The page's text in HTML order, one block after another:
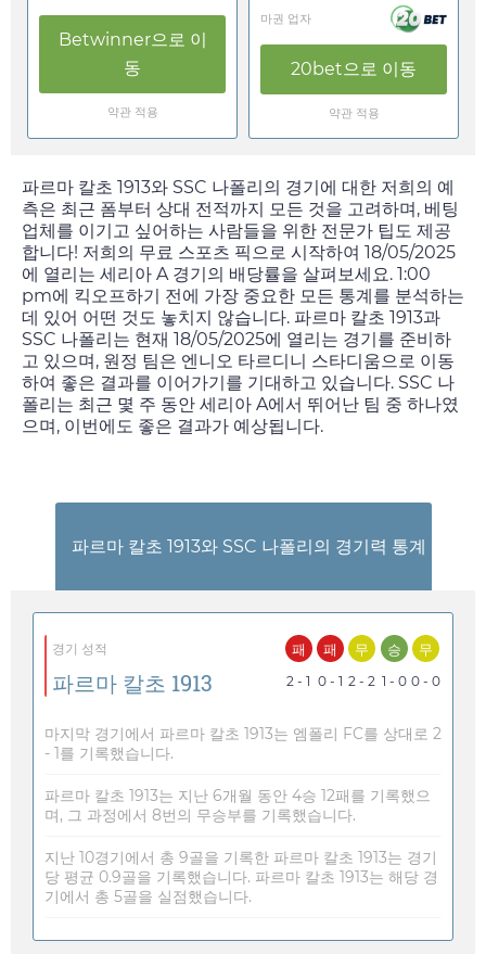
Betwinner으로 이
동
약관 적용
마권 업자
20bet으로 이동
약관 적용
파르마 칼초 1913와 SSC 나폴리의 경기에 대한 저희의 예
측은 최근 폼부터 상대 전적까지 모든 것을 고려하며, 베팅
업체를 이기고 싶어하는 사람들을 위한 전문가 팁도 제공
합니다! 저희의 무료 스포츠 픽으로 시작하여 18/05/2025
에 열리는 세리아 A 경기의 배당률을 살펴보세요. 1:00
pm에 킥오프하기 전에 가장 중요한 모든 통계를 분석하는
데 있어 어떤 것도 놓치지 않습니다. 파르마 칼초 1913과
SSC 나폴리는 현재 18/05/2025에 열리는 경기를 준비하
고 있으며, 원정 팀은 엔니오 타르디니 스타디움으로 이동
하여 좋은 결과를 이어가기를 기대하고 있습니다. SSC 나
폴리는 최근 몇 주 동안 세리아 A에서 뛰어난 팀 중 하나였
으며, 이번에도 좋은 결과가 예상됩니다.
파르마 칼초 1913와 SSC 나폴리의 경기력 통계
경기 성적
파르마 칼초 1913
패
2 - 1
패
0 - 1
무
2 - 2
승
1 - 0
무
0 - 0
마지막 경기에서 파르마 칼초 1913는 엠폴리 FC를 상대로 2
- 1를 기록했습니다.
파르마 칼초 1913는 지난 6개월 동안 4승 12패를 기록했으
며, 그 과정에서 8번의 무승부를 기록했습니다.
지난 10경기에서 총 9골을 기록한 파르마 칼초 1913는 경기
당 평균 0.9골을 기록했습니다. 파르마 칼초 1913는 해당 경
기에서 총 5골을 실점했습니다.